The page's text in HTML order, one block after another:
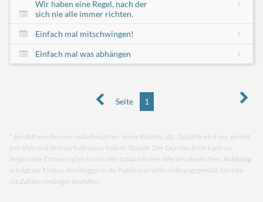
Wir haben eine Regel, nach der
sich nie alle immer richten.
Einfach mal mitschwingen!
Einfach mal was abhängen
Seite 1
* gezählt werden nur reale Besucher, keine Robots, etc. Gezählt wird nur ein Hit
pro Visit und IP innerhalb einer halben Stunde. Der Durchschnitt kann zu
Beginn der Erfassung leicht von den tatsächlichen Werten abweichen. Achtung:
erfolgt der Einbau des bloggerei.de-Publicons nicht ordnungsgemäß, können
die Zahlen niedriger ausfallen.